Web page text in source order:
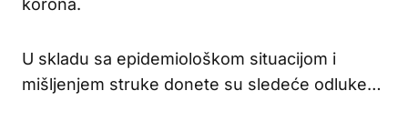
U skladu sa epidemiološkom situacijom i
mišljenjem struke donete su sledeće odluke…